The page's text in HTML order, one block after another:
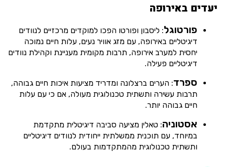
יעדים באירופה
פורטוגל: ליסבון ופורטו הפכו למוקדים מרכזיים לנוודים
דיגיטליים באירופה, עם מזג אוויר נעים, עלות חיים נמוכה
יחסית למערב אירופה, תרבות מקומית מעניינת וקהילת נוודים
דיגיטליים פעילה.
ספרד: הערים ברצלונה ומדריד מציעות איכות חיים גבוהה,
תרבות עשירה ותשתית טכנולוגית מעולה, אם כי עם עלות
חיים גבוהה יותר.
אסטוניה: טאלין מציעה סביבה דיגיטלית מתקדמת
במיוחד, עם תוכנית ממשלתית ייחודית לנוודים דיגיטליים
ותשתית טכנולוגית מהמתקדמות בעולם.